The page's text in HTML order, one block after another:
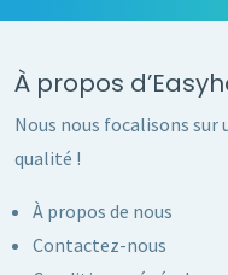
À propos
Nous nous focalisons sur
qualité !
À propos de nous
Contactez-nous